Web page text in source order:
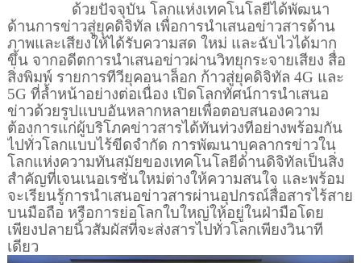
ด้วยปัจจุบัน โลกแห่งเทคโนโลยีได้พัฒนา
ด้านการข่าวสู่ยุคดิจิทัล เพื่อการนำเสนอข่าวสารด้าน
ภาพและเสียงให้ได้รับความสด ใหม่ และฉับไวได้มาก
ขึ้น จากอดีตการนำเสนอข่าวผ่านวิทยุกระจายเสียง สื่อ
สิ่งพิมพ์ รายการทีวียุคอนาล็อก ก้าวสู่ยุคดิจิทัล 4G และ
5G ที่ล้ำหน้าอย่างต่อเนื่อง เปิดโลกทัศน์การนำเสนอ
ข่าวด้วยรูปแบบอันหลากหลายเพื่อตอบสนองความ
ต้องการแก่ผู้บริโภคข่าวสารได้ทันท่วงทีอย่างพร้อมกัน
ไปทั่วโลกแบบไร้ขีดจำกัด การพัฒนาบุคลากรข่าวใน
โลกแห่งความทันสมัยของเทคโนโลยีด้านดิจิทัลเป็นสิ่ง
สำคัญที่เจนเนอเรชั่นใหม่ต่างให้ความสนใจ และพร้อม
จะเรียนรู้การนำเสนอข่าวสารผ่านอุปกรณ์สื่อสารไร้สาย
บนมือถือ หรือการย่อโลกใบใหญ่ให้อยู่ในฝ่ามือโดย
เพียงปลายนิ้วสัมผัสที่จะส่งสารไปทั่วโลกเพียงวินาที
เดียว